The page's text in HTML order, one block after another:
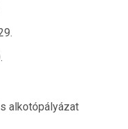
alkotópályázat